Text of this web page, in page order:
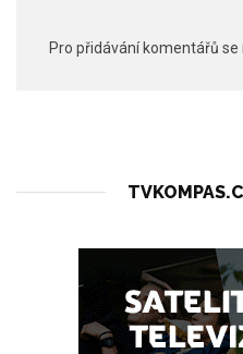
Pro přidávání komentářů